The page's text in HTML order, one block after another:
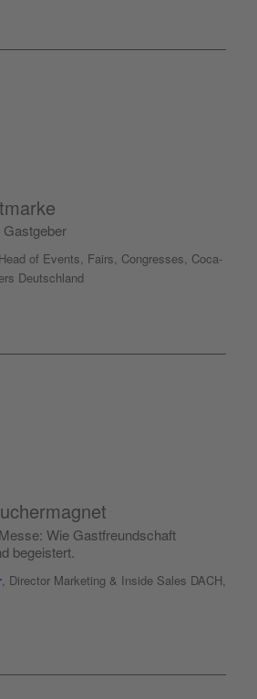
of Events, Fairs, Congresses, Coca-
Deutschland
Wie Gastfreundschaft
begeistert.
, Director Marketing & Inside Sales DACH,